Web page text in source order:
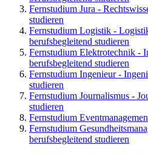
Fernstudium Jura -
studieren
Fernstudium Logistik -
berufsbegleitend studieren
Fernstudium Elektrotechnik -
berufsbegleitend studieren
Fernstudium Ingenieur -
studieren
Fernstudium Journalismus -
studieren
Fernstudium
Fernstudium
berufsbegleitend studieren